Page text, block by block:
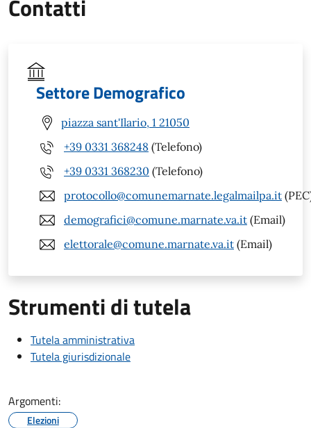
Contatti
Settore Demografico
piazza sant'Ilario, 1 21050
+39 0331 368248 (Telefono)
+39 0331 368230 (Telefono)
protocollo@comunemarnate.legalmailpa.it
demografici@comune.marnate.va.it (Email)
elettorale@comune.marnate.va.it (Email)
Strumenti di tutela
Tutela amministrativa
Tutela giurisdizionale
Argomenti:
Elezioni